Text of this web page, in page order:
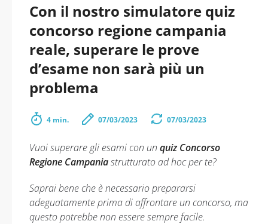
Con il nostro simulatore quiz
concorso regione campania
reale, superare le prove
d’esame non sarà più un
problema
4 min. 07/03/2023 07/03/2023
Vuoi superare gli esami con un quiz Concorso
Regione Campaniastrutturato ad hoc per te?
Saprai bene che è necessario prepararsi
adeguatamente prima di affrontare un concorso, ma
questo potrebbe non essere sempre facile.